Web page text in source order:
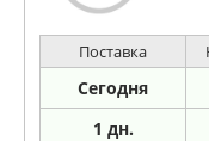
Поставка
Сегодня
1 дн.